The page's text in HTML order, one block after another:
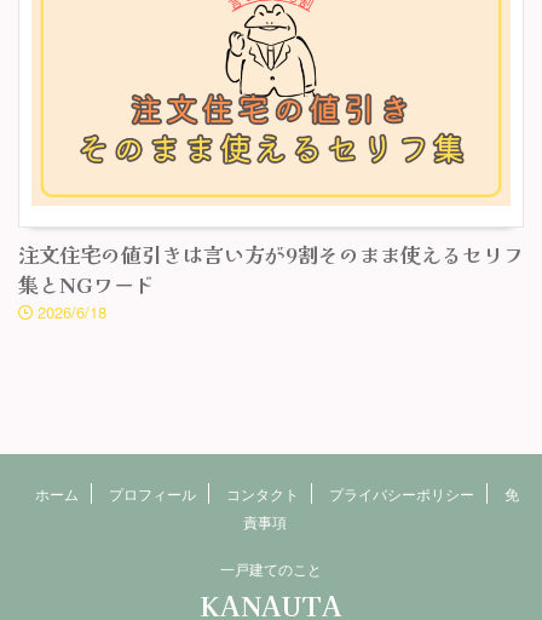
注文住宅の値引きは言い方が9割そのまま使えるセリフ
集とNGワード
2026/6/18
ホーム プロフィール コンタクト プライバシーポリシー
免
責事項
一戸建てのこと
KANAUTA